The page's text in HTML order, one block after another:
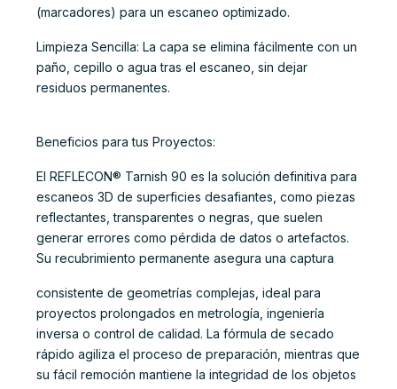
(marcadores) para un escaneo optimizado.
Limpieza Sencilla: La capa se elimina fácilmente con un
paño, cepillo o agua tras el escaneo, sin dejar
residuos permanentes.
Beneficios para tus Proyectos:
El REFLECON® Tarnish 90 es la solución definitiva para
escaneos 3D de superficies desafiantes, como piezas
reflectantes, transparentes o negras, que suelen
generar errores como pérdida de datos o artefactos.
Su recubrimiento permanente asegura una captura
consistente de geometrías complejas, ideal para
proyectos prolongados en metrología, ingeniería
inversa o control de calidad. La fórmula de secado
rápido agiliza el proceso de preparación, mientras que
su fácil remoción mantiene la integridad de los objetos